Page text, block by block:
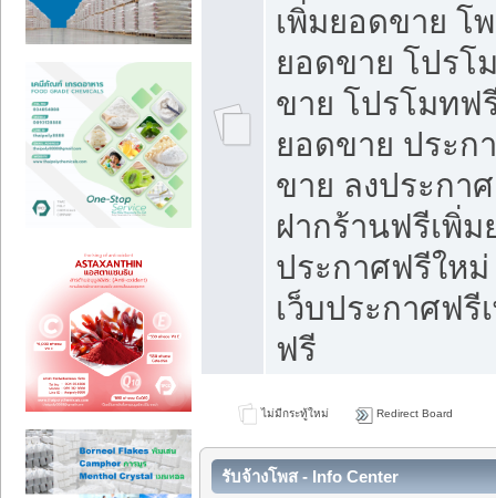
เพิ่มยอดขาย โ
ยอดขาย โปรโ
ขาย โปรโมทฟ
ยอดขาย ประก
ขาย ลงประกา
ฝากร้านฟรีเพิ่ม
ประกาศฟรีให
เว็บประกาศฟรี
ฟรี
ไม่มีกระทู้ใหม่ Redirect Board
รับจ้างโพส - Info Center